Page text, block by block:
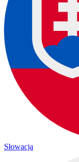
Słowacja